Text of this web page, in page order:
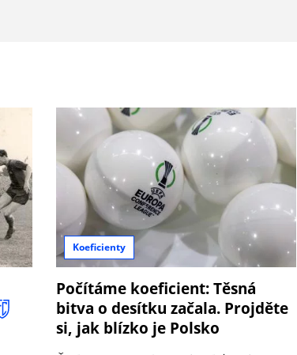
Koeficienty
Počítáme koeficient: Těsná
bitva o desítku začala. Projděte
si, jak blízko je Polsko